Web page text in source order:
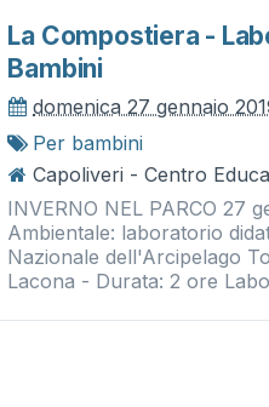
La Compostiera -
Bambini
domenica 27 gennaio
Per bambini
Capoliveri - Centro
INVERNO NEL PARCO 27
Ambientale: laboratorio
Nazionale dell'Arcipelago
Lacona - Durata: 2 ore